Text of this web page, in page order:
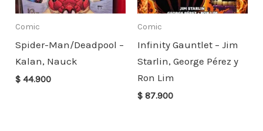
Comic
Spider-Man/Deadpool –
Kalan, Nauck
$ 44.900
Comic
Infinity Gauntlet – Jim
Starlin, George Pérez y
Ron Lim
$ 87.900